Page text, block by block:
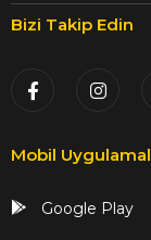
Bizi Takip Edin
Mobil
Google Play